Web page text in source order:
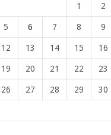
1 2
5 6 7 8 9
12 13 14 15 16
19 20 21 22 23
26 27 28 29 30